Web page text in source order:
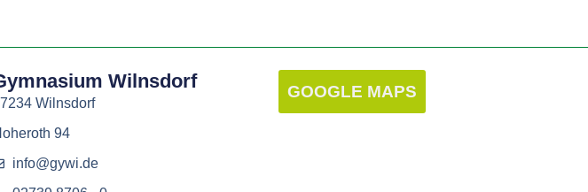
Wilnsdorf
Wilnsdorf
94
info@gywi.de
GOOGLE MAPS